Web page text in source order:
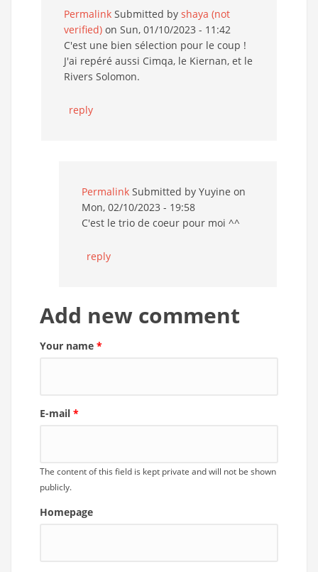
Permalink Submitted by shaya (not
verified) on Sun, 01/10/2023 - 11:42
C'est une bien sélection pour le coup !
J'ai repéré aussi Cimqa, le Kiernan, et le
Rivers Solomon.
reply
Permalink Submitted by Yuyine on
Mon, 02/10/2023 - 19:58
C'est le trio de coeur pour moi ^^
reply
Add new comment
Your name *
E-mail *
The content of this field is kept private and will not be shown
publicly.
Homepage